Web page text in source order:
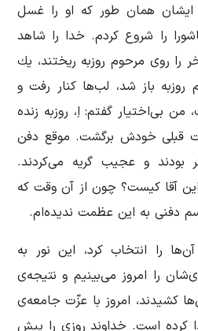
ایشان همان طور كه او را غسل
را شروع كردم. خدا را شاهد
را روی مرحوم روزبه ریختند، یك
باز شد، لب‌ها كنار رفت و
من بی‌اختیار گفتم: اِ، روزبه زنده
قبلی خودش برگشت. موقع دفن
بودند و عجیب گریه می‌كردند.
آقا کیست؟ چون از آن وقت كه
دفنی به این عظمت ندیده‌ام.
را انتخاب كرد، این نور به
را امروز می‌بینیم و نتیجه‌ی
كشیدند، امروز با عزّت جامعه‌ی
كرده است. خداوند روزی را پیش